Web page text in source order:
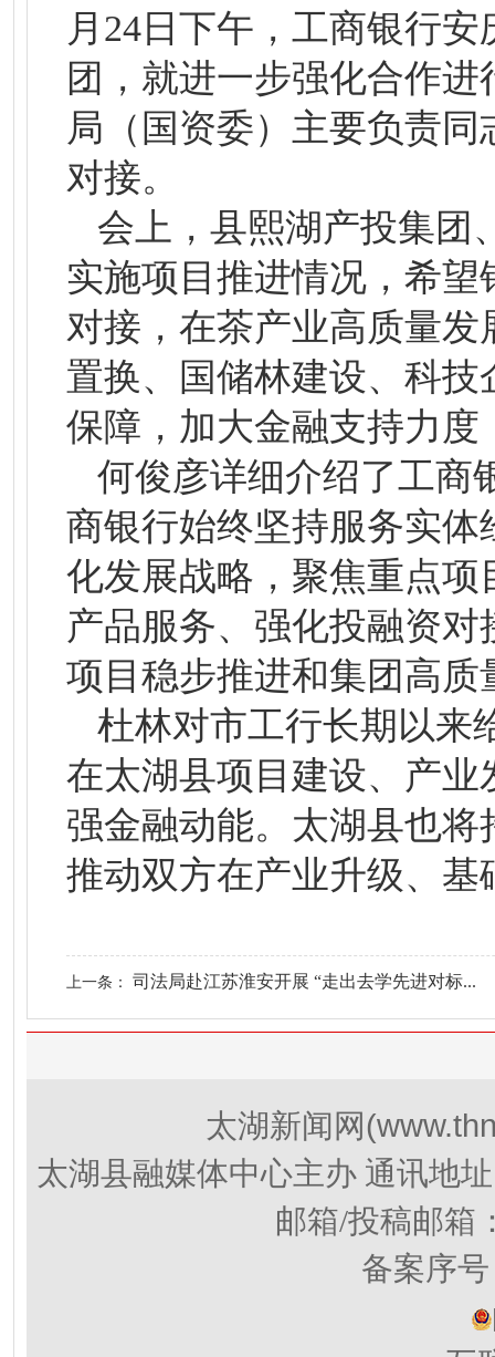
月24日下午，工商银行
团，就进一步强化合作
局（国资委）主要负责
对接。
会上，县熙湖产投集团
实施项目推进情况，希
对接，在茶产业高质量
置换、国储林建设、科
保障，加大金融支持力
何俊彦详细介绍了工商
商银行始终坚持服务实
化发展战略，聚焦重点
产品服务、强化投融资
项目稳步推进和集团高质
杜林对市工行长期以来
在太湖县项目建设、产
强金融动能。太湖县也
推动双方在产业升级、
上一条： 司法局赴江苏淮安开展 “走出去学先进对标...
太湖新闻网
太湖县融媒体中心主办 通讯地
邮箱/投稿邮箱
备案序